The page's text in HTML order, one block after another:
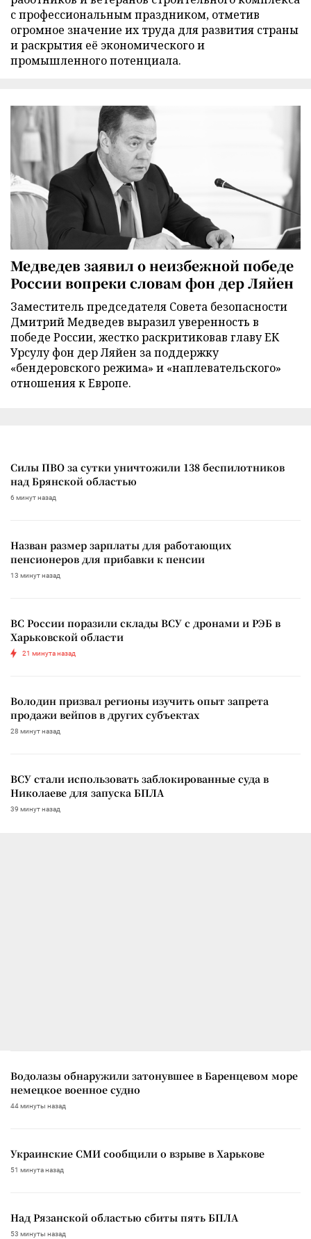
с профессиональным праздником, отметив
огромное значение их труда для развития страны
и раскрытия её экономического и
промышленного потенциала.
Медведев заявил о неизбежной победе
России вопреки словам фон дер Ляйен
Заместитель председателя Совета безопасности
Дмитрий Медведев выразил уверенность в
победе России, жестко раскритиковав главу ЕК
Урсулу фон дер Ляйен за поддержку
«бендеровского режима» и «наплевательского»
отношения к Европе.
Силы ПВО за сутки уничтожили 138 беспилотников
над Брянской областью
6 минут назад
Назван размер зарплаты для работающих
пенсионеров для прибавки к пенсии
13 минут назад
ВС России поразили склады ВСУ с дронами и РЭБ в
Харьковской области
21 минута назад
Володин призвал регионы изучить опыт запрета
продажи вейпов в других субъектах
28 минут назад
ВСУ стали использовать заблокированные суда в
Николаеве для запуска БПЛА
39 минут назад
Водолазы обнаружили затонувшее в Баренцевом море
немецкое военное судно
44 минуты назад
Украинские СМИ сообщили о взрыве в Харькове
51 минута назад
Над Рязанской областью сбиты пять БПЛА
53 минуты назад